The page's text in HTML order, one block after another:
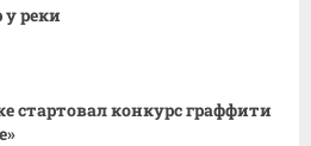
у реки
стартовал конкурс граффити